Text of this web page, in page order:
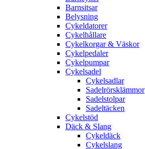
Barnsitsar
Belysning
Cykeldatorer
Cykelhållare
Cykelkorgar & Väskor
Cykelpedaler
Cykelpumpar
Cykelsadel
Cykelsadlar
Sadelrörsklämmor
Sadelstolpar
Sadeltäcken
Cykelstöd
Däck & Slang
Cykeldäck
Cykelslang